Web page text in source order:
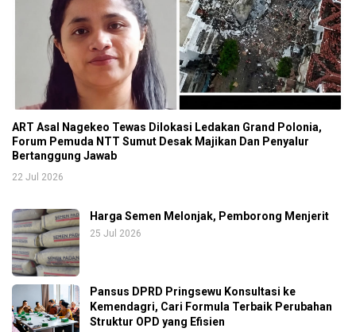
ART Asal Nagekeo Tewas Dilokasi Ledakan Grand Polonia,
Forum Pemuda NTT Sumut Desak Majikan Dan Penyalur
Bertanggung Jawab
22 Jul 2026
Harga Semen Melonjak, Pemborong Menjerit
25 Jul 2026
Pansus DPRD Pringsewu Konsultasi ke
Kemendagri, Cari Formula Terbaik Perubahan
Struktur OPD yang Efisien